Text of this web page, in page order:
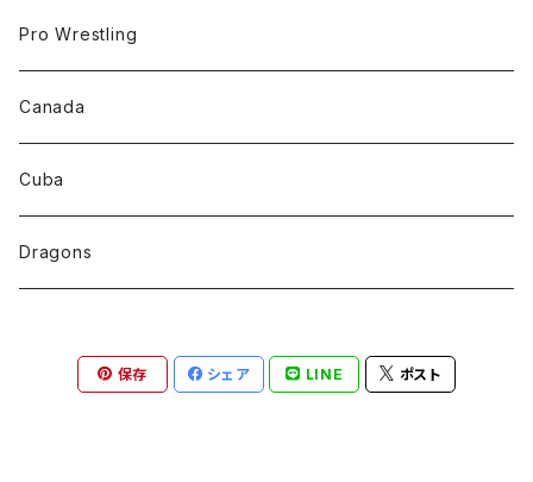
Pro Wrestling
Canada
Cuba
Dragons
保存 シェア LINE ポスト